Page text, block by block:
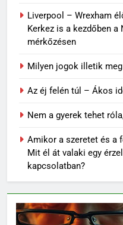
Liverpool – Wrexham
Kerkez is a kezdőben
mérkőzésen
Milyen jogok illetik
Az éj felén túl – Ákos
Nem a gyerek tehet
Amikor a szeretet és a
Mit él át valaki egy
kapcsolatban?
Új